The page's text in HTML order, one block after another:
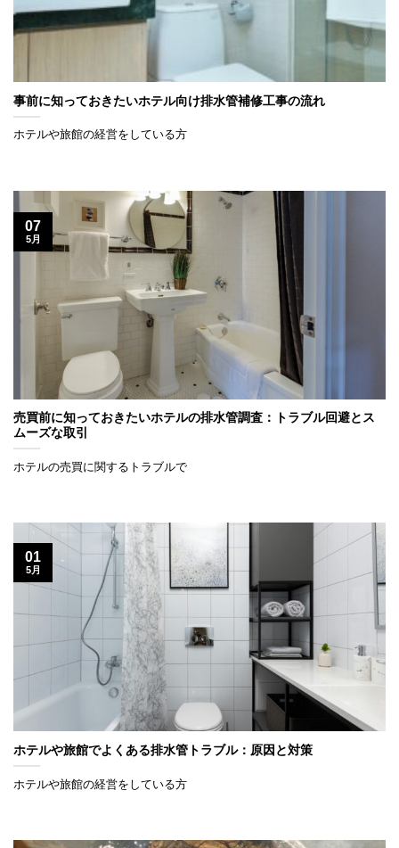
事前に知っておきたいホテル向け排水管補修工事の流れ
ホテルや旅館の経営をしている方
売買前に知っておきたいホテルの排水管調査：トラブル回避とス
ムーズな取引
ホテルの売買に関するトラブルで
07
5月
ホテルや旅館でよくある排水管トラブル：原因と対策
ホテルや旅館の経営をしている方
01
5月